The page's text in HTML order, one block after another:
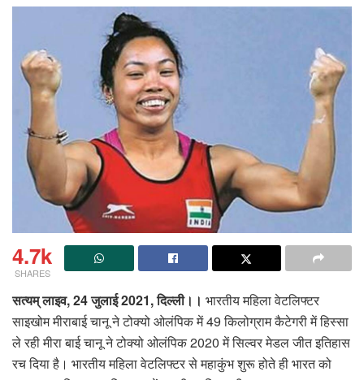
4.7k
SHARES
सत्यम् लाइव, 24 जुलाई 2021, दिल्ली।। भारतीय महिला वेटलिफ्टर
साइखोम मीराबाई चानू ने टोक्यो ओलंपिक में 49 किलोग्राम कैटेगरी में हिस्सा
ले रही मीरा बाई चानू ने टोक्यो ओलंपिक 2020 में सिल्वर मेडल जीत इतिहास
रच दिया है। भारतीय महिला वेटलिफ्टर से महाकुंभ शुरू होते ही भारत को